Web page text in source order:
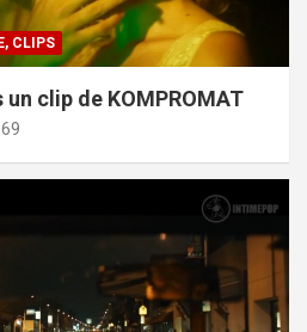
CLIPS
un clip de KOMPROMAT